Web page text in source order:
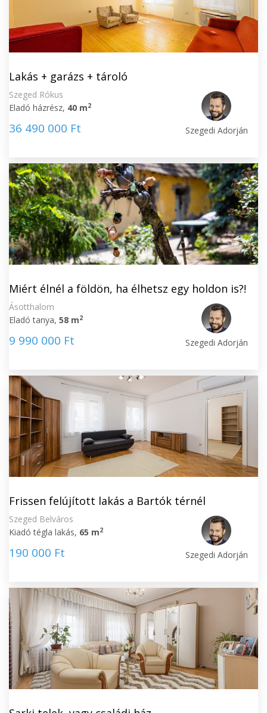
Lakás + garázs + tároló
Szeged Rókus
Eladó házrész, 40 m2
36 490 000 Ft Szegedi Adorján
Miért élnél a földön, ha élhetsz egy holdon is?!
Ásotthalom
Eladó tanya, 58 m2
9 990 000 Ft Szegedi Adorján
Frissen felújított lakás a Bartók térnél
Szeged Belváros
Kiadó tégla lakás, 65 m2
190 000 Ft Szegedi Adorján